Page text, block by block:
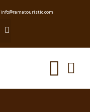
info@ramatouristic.com